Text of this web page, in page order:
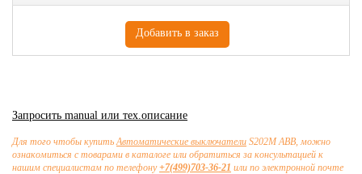
Запросить manual или тех.описание
Для того чтобы купитьАвтоматические выключатели S202M ABB, можно
ознакомиться с товарами в каталоге или обратиться за консультацией к
нашим специалистам по телефону+7(499)703-36-21 или по электронной почте